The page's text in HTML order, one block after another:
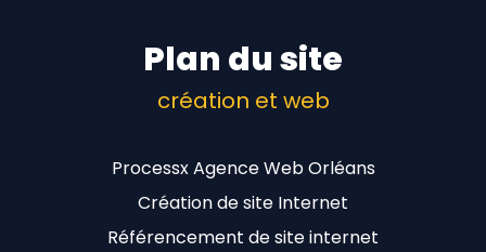
Plan du site
création et web
Processx Agence Web Orléans
Création de site Internet
Référencement de site internet